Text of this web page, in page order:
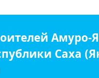
Амуро-
Саха